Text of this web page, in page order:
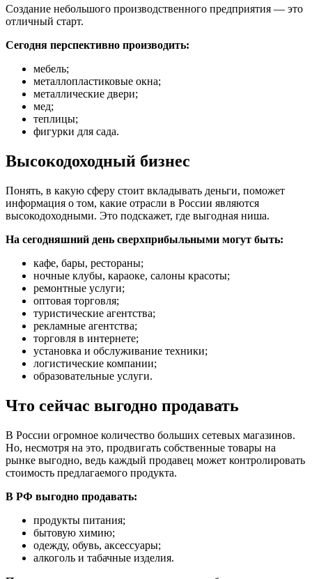
Создание небольшого производственного предприятия — это
отличный старт.
Сегодня перспективно производить:
мебель;
металлопластиковые окна;
металлические двери;
мед;
теплицы;
фигурки для сада.
Высокодоходный бизнес
Понять, в какую сферу стоит вкладывать деньги, поможет
информация о том, какие отрасли в России являются
высокодоходными. Это подскажет, где выгодная ниша.
На сегодняшний день сверхприбыльными могут быть:
кафе, бары, рестораны;
ночные клубы, караоке, салоны красоты;
ремонтные услуги;
оптовая торговля;
туристические агентства;
рекламные агентства;
торговля в интернете;
установка и обслуживание техники;
логистические компании;
образовательные услуги.
Что сейчас выгодно продавать
В России огромное количество больших сетевых магазинов.
Но, несмотря на это, продвигать собственные товары на
рынке выгодно, ведь каждый продавец может контролировать
стоимость предлагаемого продукта.
В РФ выгодно продавать:
продукты питания;
бытовую химию;
одежду, обувь, аксессуары;
алкоголь и табачные изделия.